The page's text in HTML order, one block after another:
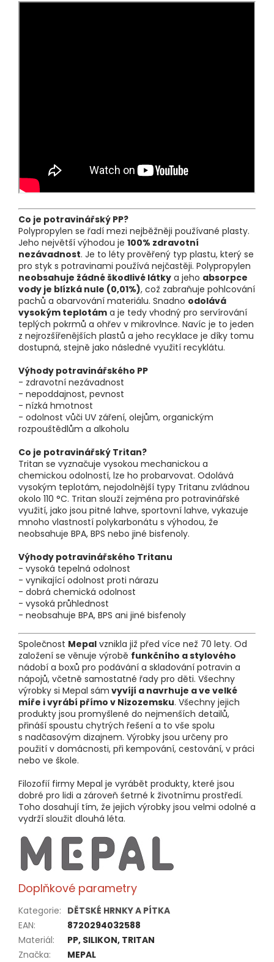
Co je potravinářský PP?
Polypropylen se řadí mezi nejběžněji používané plasty.
Jeho největší výhodou je 100% zdravotní
nezávadnost. Je to léty prověřený typ plastu, který se
pro styk s potravinami používá nejčastěji. Polypropylen
neobsahuje žádné škodlivé látky a jeho absorpce
vody je blízká nule (0,01%), což zabraňuje pohlcování
pachů a obarvování materiálu. Snadno odolává
vysokým teplotám a je tedy vhodný pro servírování
teplých pokrmů a ohřev v mikrovlnce. Navíc je to jeden
z nejrozšířenějších plastů a jeho recyklace je díky tomu
dostupná, stejně jako následné využití recyklátu.
Výhody potravinářského PP
- zdravotní nezávadnost
- nepoddajnost, pevnost
- nízká hmotnost
- odolnost vůči UV záření, olejům, organickým
rozpouštědlům a alkoholu
Co je potravinářský Tritan?
Tritan se vyznačuje vysokou mechanickou a
chemickou odolností, lze ho probarvovat. Odolává
vysokým teplotám, nejodolnější typy Tritanu zvládnou
okolo 110 °C. Tritan slouží zejména pro potravinářské
využití, jako jsou pitné lahve, sportovní lahve, vykazuje
mnoho vlastností polykarbonátu s výhodou, že
neobsahuje BPA, BPS nebo jiné bisfenoly.
Výhody potravinářského Tritanu
- vysoká tepelná odolnost
- vynikající odolnost proti nárazu
- dobrá chemická odolnost
- vysoká průhlednost
- neobsahuje BPA, BPS ani jiné bisfenoly
Společnost Mepal vznikla již před více než 70 lety. Od
založení se věnuje výrobě funkčního a stylového
nádobí a boxů pro podávání a skladování potravin a
nápojů, včetně samostatné řady pro děti. Všechny
výrobky si Mepal sám vyvíjí a navrhuje a ve velké
míře i vyrábí přímo v Nizozemsku. Všechny jejich
produkty jsou promyšlené do nejmenších detailů,
přináší spoustu chytrých řešení a to vše spolu
s nadčasovým dizajnem. Výrobky jsou určeny pro
použití v domácnosti, při kempování, cestování, v práci
nebo ve škole.
Filozofií firmy Mepal je vyrábět produkty, které jsou
dobré pro lidi a zároveň šetrné k životnímu prostředí.
Toho dosahují tím, že jejich výrobky jsou velmi odolné a
vydrží sloužit dlouhá léta.
Doplňkové parametry
Kategorie: DĚTSKÉ HRNKY A PÍTKA
EAN:
8720294032588
Materiál:
PP, SILIKON, TRITAN
Značka: MEPAL